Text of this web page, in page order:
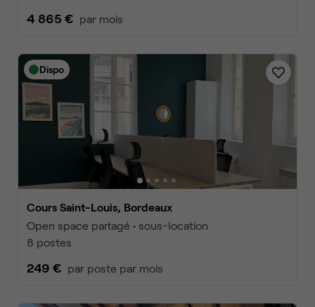
4 865 € par mois
Dispo
Cours Saint-Louis, Bordeaux
Open space partagé • sous-location
8 postes
249 € par poste par mois